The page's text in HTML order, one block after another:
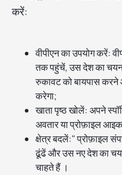
करें:
वीपीएन का उपयोग करें:
तक पहुंचें, उस देश का
रुकावट को बायपास
करेगा;
खाता पृष्ठ खोलें: अपने
अवतार या प्रोफ़ाइल
क्षेत्र बदलें:" प्रोफ़ाइल
ढूंढें और उस नए देश का
चाहते हैं ।